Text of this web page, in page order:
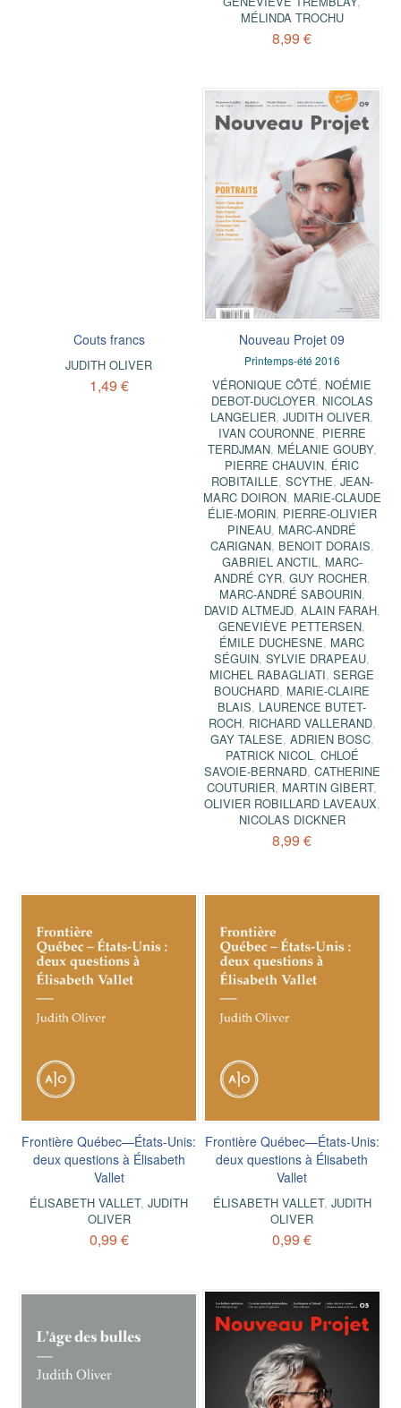
MÉLINDA TROCHU
8,99 €
Couts francs
JUDITH OLIVER
1,49 €
Nouveau Projet 09
Printemps-été 2016
VÉRONIQUE CÔTÉ, NOÉMIE
DEBOT-DUCLOYER, NICOLAS
LANGELIER,JUDITH OLIVER,
IVAN COURONNE, PIERRE
TERDJMAN, MÉLANIE GOUBY,
PIERRE CHAUVIN, ÉRIC
ROBITAILLE, SCYTHE, JEAN-
MARC DOIRON, MARIE-CLAUDE
ÉLIE-MORIN, PIERRE-OLIVIER
PINEAU, MARC-ANDRÉ
CARIGNAN, BENOIT DORAIS,
GABRIEL ANCTIL, MARC-
ANDRÉ CYR, GUY ROCHER,
MARC-ANDRÉ SABOURIN,
DAVID ALTMEJD, ALAIN FARAH,
GENEVIÈVE PETTERSEN,
ÉMILE DUCHESNE, MARC
SÉGUIN,SYLVIE DRAPEAU,
MICHEL RABAGLIATI,SERGE
BOUCHARD, MARIE-CLAIRE
BLAIS, LAURENCE BUTET-
ROCH, RICHARD VALLERAND,
GAY TALESE, ADRIEN BOSC,
PATRICK NICOL, CHLOÉ
SAVOIE-BERNARD, CATHERINE
COUTURIER, MARTIN GIBERT,
OLIVIER ROBILLARD LAVEAUX,
NICOLAS DICKNER
8,99 €
Frontière Québec—États-Unis:
deux questions à Élisabeth
Vallet
ÉLISABETH VALLET,JUDITH
OLIVER
0,99 €
Frontière Québec—États-Unis:
deux questions à Élisabeth
Vallet
ÉLISABETH VALLET, JUDITH
OLIVER
0,99 €